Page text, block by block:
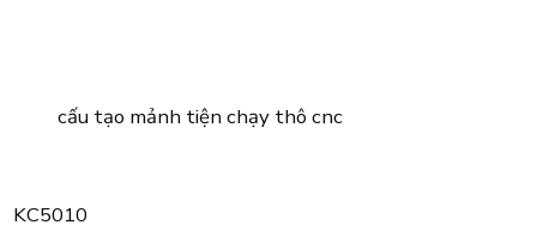
cấu tạo mảnh tiện chạy thô cnc
KC5010